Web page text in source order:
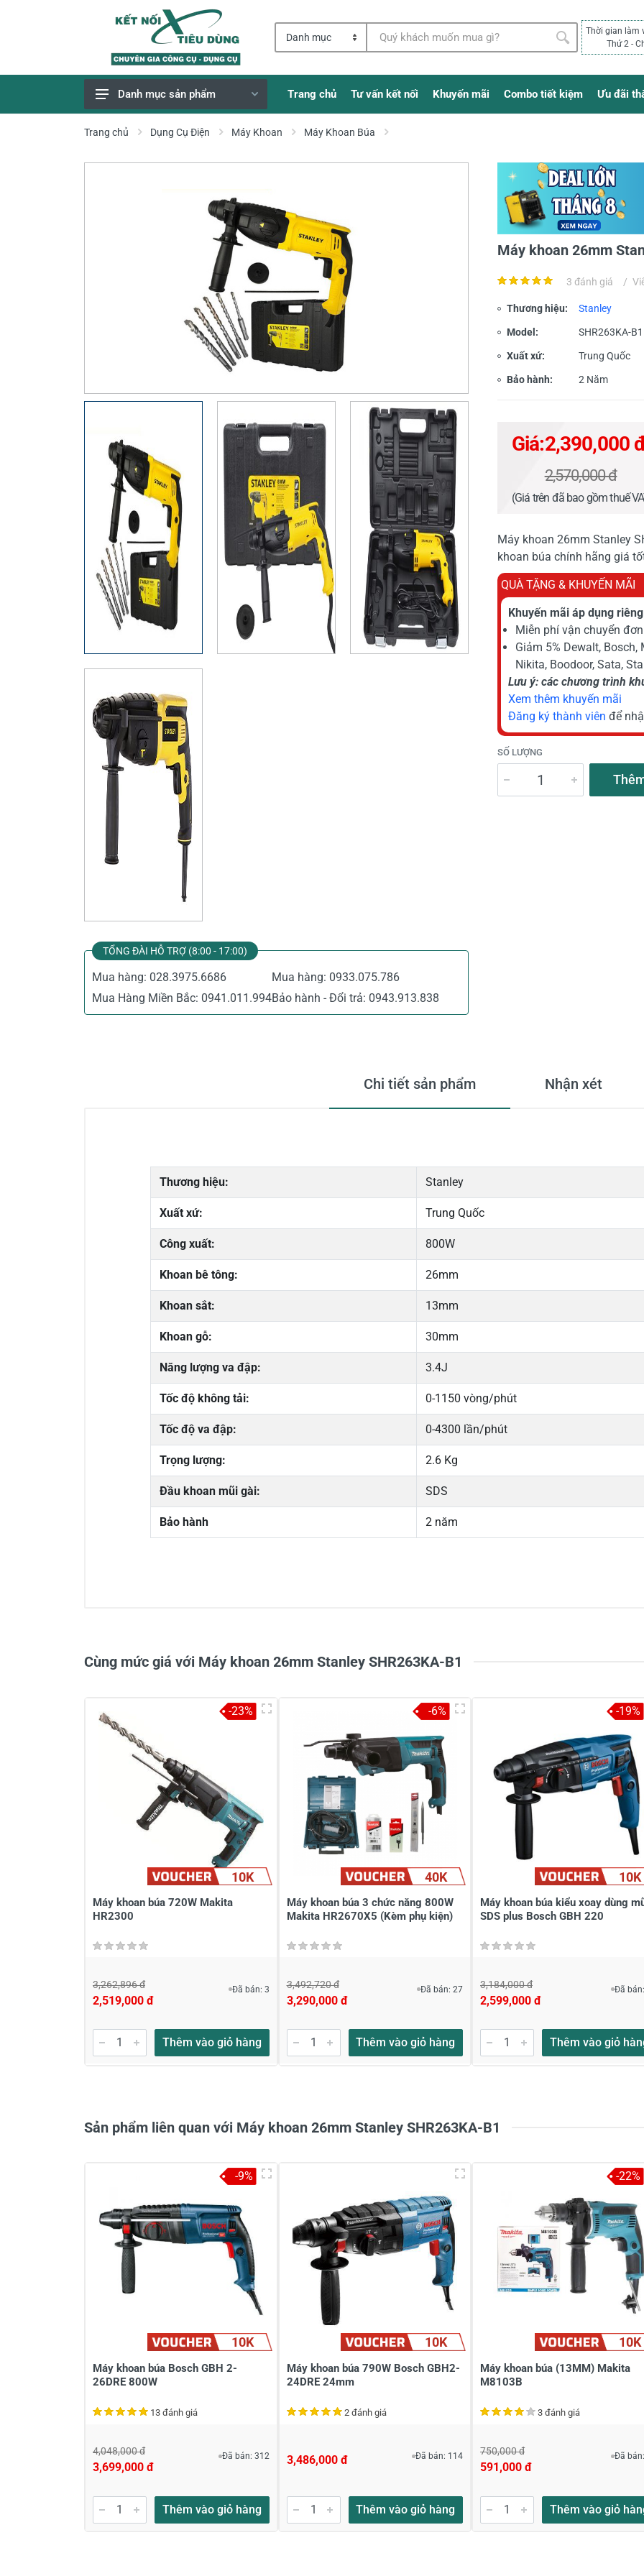
Thời gian làm
Thứ 2 -
Giao Hàng Miễn Phí
Danh mục sản phẩm Trang chủ Tư vấn kết nối Khuyến mãi Combo tiết kiệm Ưu đãi
Trang chủ Dụng Cụ Điện Máy Khoan Máy Khoan Búa
TỔNG ĐÀI HỖ TRỢ (8:00 - 17:00)
Mua hàng: 028.3975.6686 Mua hàng: 0933.075.786
Mua Hàng Miền Bắc: 0941.011.994Bảo hành - Đổi trả: 0943.913.838
Máy khoan 26mm
3 đánh giá /
Thương hiệu: Stanley
Model: SHR263KA-B1
Xuất xứ: Trung Quốc
Bảo hành: 2 Năm
Giá:2,390,000
2,570,000 đ
(Giá trên đã bao gồm thuế
Máy khoan 26mm Stanley
khoan búa chính hãng giá
QUÀ TẶNG & KHUYẾN MÃI
Khuyến mãi áp dụng
Miễn phí vận chuyển
Giảm 5% Dewalt,
Nikita, Boodoor, Sata,
Lưu ý: các chương trình
Xem thêm khuyến mãi
Đăng ký thành viên để
SỐ LƯỢNG
Chi tiết sản phẩm Nhận xét
Thương hiệu: Stanley
Xuất xứ: Trung Quốc
Công xuất: 800W
Khoan bê tông: 26mm
Khoan sắt: 13mm
Khoan gỗ: 30mm
Năng lượng va đập: 3.4J
Tốc độ không tải: 0-1150 vòng/phút
Tốc độ va đập: 0-4300 lần/phút
Trọng lượng: 2.6 Kg
Đầu khoan mũi gài: SDS
Bảo hành 2 năm
Khách hàng nhận xét về sản phẩm
Lê văn nam
Đánh giá
Lực va đập con này 3.4j so với con makita mt8701 thì chỉ 2.7j thì con nào ngon hơn ạ
Thân chào anh Nam Máy Stanley là hàng công nghệ Mỹ xuất xứ TQ, có thời gian BH là 2
chút. Còn máy Makita công nghệ Nhật xuất xứ TQ, thời gian BH 6 tháng, nên anh lấy
thông tin đến anh
Máy khoan búa Stanley SHR263K 26mm và Máy khoan bê tông Makita M8701B thì loại nào
dùng tư vấn giúp?
09/01/2021
Máy chất lượng
Giá cả hợp lý, hàng chất lượng, chế độ giao hàng nhanh và hỏa tốc.
Viết nhận xét về sản phẩm
Cùng mức giá với Máy khoan 26mm Stanley SHR263KA-B1
10K
Máy khoan búa 720W Makita
HR2300
3,262,896 đ
2,519,000 đ
Đã bán: 3
Thêm vào giỏ hàng
-23%
40K
Máy khoan búa 3 chức năng 800W
Makita HR2670X5 (Kèm phụ kiện)
3,492,720 đ
3,290,000 đ
Đã bán: 27
Thêm vào giỏ hàng
-6%
10K
Máy khoan búa kiểu xoay dùng
SDS plus Bosch GBH 220
3,184,000 đ
2,599,000 đ
Đã
Thêm vào giỏ
-19%
Sản phẩm liên quan với Máy khoan 26mm Stanley SHR263KA-B1
10K
Máy khoan búa Bosch GBH 2-
26DRE 800W
13 đánh giá
4,048,000 đ
3,699,000 đ
Đã bán: 312
Thêm vào giỏ hàng
-9%
10K
Máy khoan búa 790W Bosch GBH2-
24DRE 24mm
2 đánh giá
3,486,000 đ Đã bán: 114
Thêm vào giỏ hàng
10K
Máy khoan búa (13MM) Makita
M8103B
3 đánh giá
750,000 đ
591,000 đ
Đã
Thêm vào giỏ
-22%